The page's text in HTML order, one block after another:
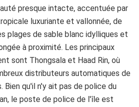
presque intacte, accentuée par
luxuriante et vallonnée, de
plages de sable blanc idylliques et
à proximité. Les principaux
sont Thongsala et Haad Rin, où
distributeurs automatiques de
Bien qu'il n'y ait pas de police du
le poste de police de l'île est